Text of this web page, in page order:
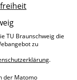
TU Braunschweig die
zu
.
der Matomo